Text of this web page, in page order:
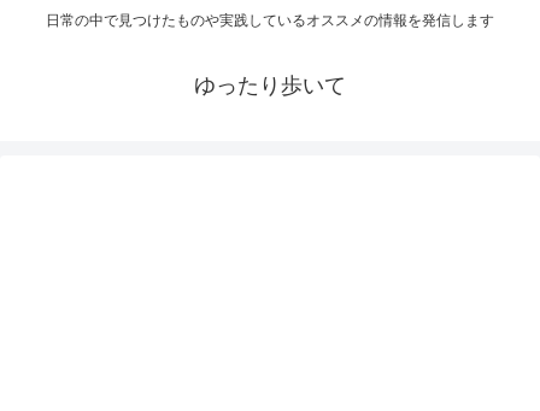
日常の中で見つけたものや実践しているオススメの情報を発信します
ゆったり歩いて